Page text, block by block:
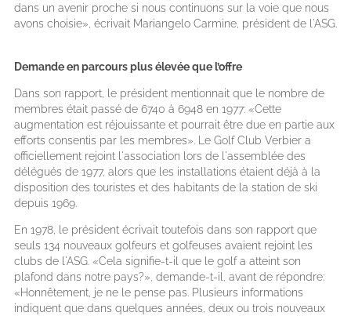
dans un avenir proche si nous continuons sur la voie que nous
avons choisie», écrivait Mariangelo Carmine, président de l'ASG.
Demande en parcours plus élevée que l’offre
Dans son rapport, le président mentionnait que le nombre de
membres était passé de 6740 à 6948 en 1977: «Cette
augmentation est réjouissante et pourrait être due en partie aux
efforts consentis par les membres». Le Golf Club Verbier a
officiellement rejoint l'association lors de l'assemblée des
délégués de 1977, alors que les installations étaient déjà à la
disposition des touristes et des habitants de la station de ski
depuis 1969.
En 1978, le président écrivait toutefois dans son rapport que
seuls 134 nouveaux golfeurs et golfeuses avaient rejoint les
clubs de l'ASG. «Cela signifie-t-il que le golf a atteint son
plafond dans notre pays?», demande-t-il, avant de répondre:
«Honnêtement, je ne le pense pas. Plusieurs informations
indiquent que dans quelques années, deux ou trois nouveaux